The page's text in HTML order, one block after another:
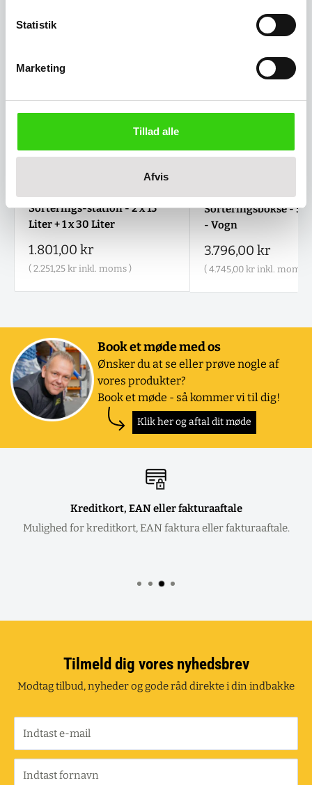
Statistik
Marketing
Tillad alle
Afvis
Sorterings-station - 2 x 15
Liter + 1 x 30 Liter
Salgspris
1.801,00 kr
( 2.251,25 kr inkl. moms )
Sorteringsbokse - 5 x
- Vogn
Salgspris
3.796,00 kr
( 4.745,00 krinkl. moms )
Book et møde med os
Ønsker du at se eller prøve nogle af
vores produkter?
Book et møde - så kommer vi til dig!
Klik her og aftal dit møde
Kreditkort, EAN eller fakturaaftale
Mulighed for kreditkort, EAN faktura eller fakturaaftale.
Tilmeld dig vores nyhedsbrev
Modtag tilbud, nyheder og gode råd direkte i din indbakke
Indtast e-mail
Indtast fornavn